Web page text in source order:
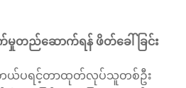
မှုတည်ဆောက်ရန် ဖိတ်ခေါ်ခြင်း
တယ်ပရင့်တာထုတ်လုပ်သူတစ်ဦး